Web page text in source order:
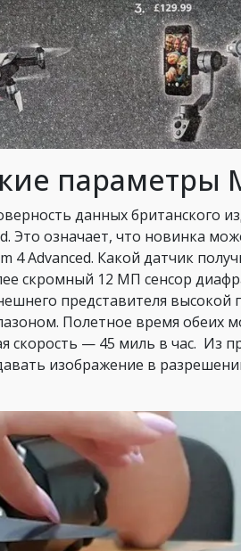
параметры
данных британского
Это означает, что новинка
4 Advanced. Какой датчик
скромный 12 МП сенсор
представителя
Полетное время обеих
скорость — 45 миль в час. Из
изображение в